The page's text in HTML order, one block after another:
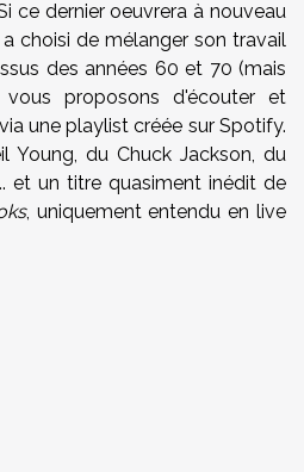
ce dernier oeuvrera à nouveau
a choisi de mélanger son travail
des années 60 et 70 (mais
proposons d'écouter et
une playlist créée sur Spotify.
Young, du Chuck Jackson, du
et un titre quasiment inédit de
, uniquement entendu en live